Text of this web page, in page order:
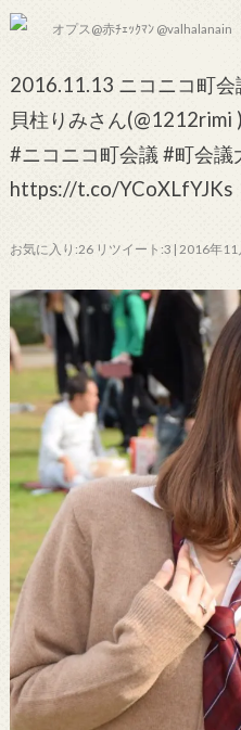
オプス@赤ﾁｪｯｸﾏﾝ @valhalanain
2016.11.13 ニコニコ町会
貝柱りみさん(@1212rimi )
#ニコニコ町会議 #町会議
https://t.co/YCoXLfYJKs
お気に入り:26 リツイート:3 | 2016年